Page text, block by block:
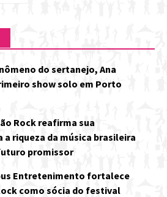
do sertanejo, Ana
show solo em Porto
Rock reafirma sua
riqueza da música brasileira
promissor
Entretenimento fortalece
como sócia do festival